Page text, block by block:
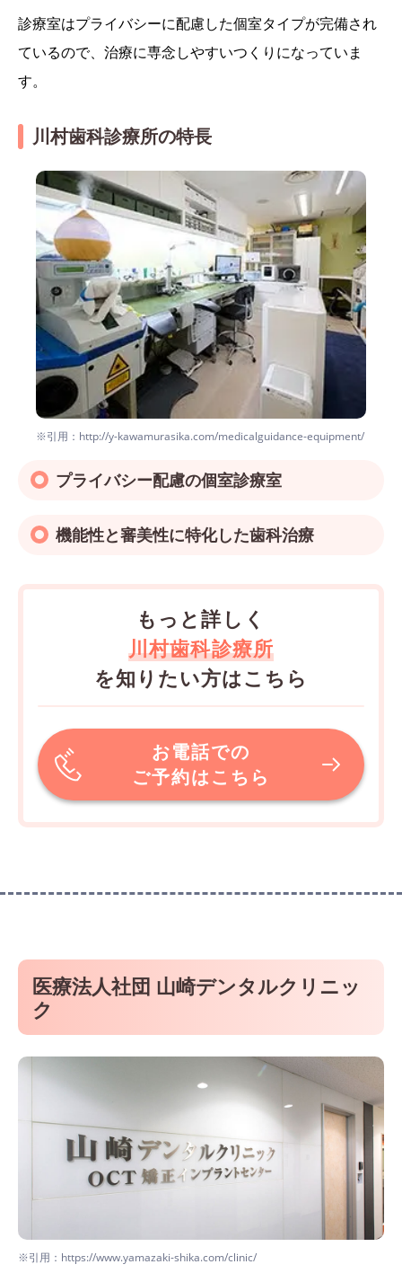
診療室はプライバシーに配慮した個室タイプが完備され
ているので、治療に専念しやすいつくりになっていま
す。
川村歯科診療所の特長
※引用：http://y-kawamurasika.com/medicalguidance-equipment/
プライバシー配慮の個室診療室
機能性と審美性に特化した歯科治療
もっと詳しく
川村歯科診療所
を知りたい方はこちら
お電話での
ご予約はこちら
医療法人社団 山崎デンタルクリニッ
ク
※引用：https://www.yamazaki-shika.com/clinic/